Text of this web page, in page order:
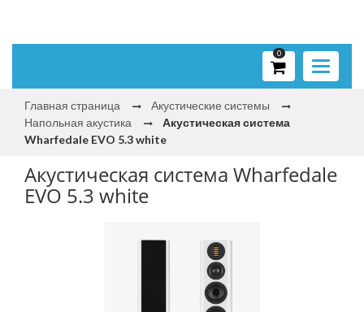
Toggle
0
Главная страница
Акустические системы
Напольная акустика
Акустическая система
Wharfedale EVO 5.3 white
Акустическая система Wharfedale
EVO 5.3 white